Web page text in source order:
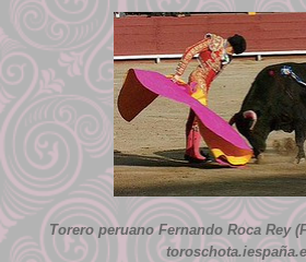
Torero peruano Fernando Roca Rey